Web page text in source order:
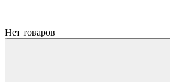
Нет товаров